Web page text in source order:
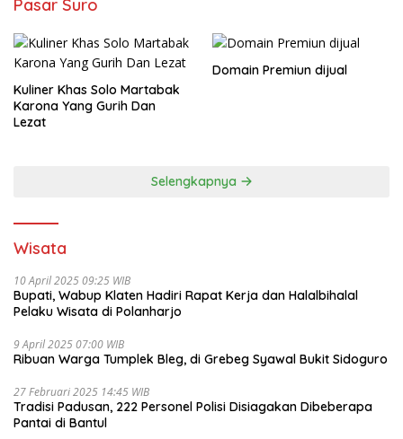
Pasar Suro
Kuliner Khas Solo Martabak
Karona Yang Gurih Dan
Lezat
Domain Premiun dijual
Selengkapnya
Wisata
10 April 2025 09:25 WIB
Bupati, Wabup Klaten Hadiri Rapat Kerja dan Halalbihalal
Pelaku Wisata di Polanharjo
9 April 2025 07:00 WIB
Ribuan Warga Tumplek Bleg, di Grebeg Syawal Bukit Sidoguro
27 Februari 2025 14:45 WIB
Tradisi Padusan, 222 Personel Polisi Disiagakan Dibeberapa
Pantai di Bantul